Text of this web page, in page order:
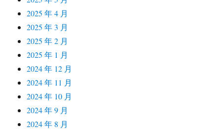
2025 年 4 月
2025 年 3 月
2025 年 2 月
2025 年 1 月
2024 年 12 月
2024 年 11 月
2024 年 10 月
2024 年 9 月
2024 年 8 月